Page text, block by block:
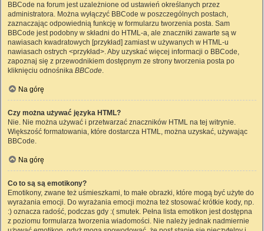
BBCode na forum jest uzależnione od ustawień określanych przez
administratora. Można wyłączyć BBCode w poszczególnych postach,
zaznaczając odpowiednią funkcję w formularzu tworzenia posta. Sam
BBCode jest podobny w składni do HTML-a, ale znaczniki zawarte są w
nawiasach kwadratowych [przykład] zamiast w używanych w HTML-u
nawiasach ostrych <przykład>. Aby uzyskać więcej informacji o BBCode,
zapoznaj się z przewodnikiem dostępnym ze strony tworzenia posta po
kliknięciu odnośnika BBCode.
Na górę
Czy można używać języka HTML?
Nie. Nie można używać i przetwarzać znaczników HTML na tej witrynie.
Większość formatowania, które dostarcza HTML, można uzyskać, używając
BBCode.
Na górę
Co to są są emotikony?
Emotikony, zwane też uśmieszkami, to małe obrazki, które mogą być użyte do
wyrażania emocji. Do wyrażania emocji można też stosować krótkie kody, np.
:) oznacza radość, podczas gdy :( smutek. Pełna lista emotikon jest dostępna
z poziomu formularza tworzenia wiadomości. Nie należy jednak nadmiernie